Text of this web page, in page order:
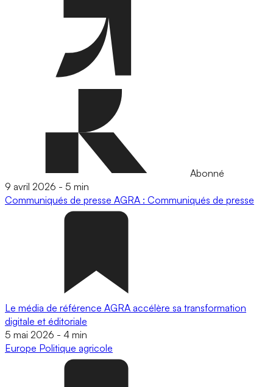
Abonné
9 avril 2026 - 5 min
Communiqués de presse AGRA : Communiqués de presse
Le média de référence AGRA accélère sa transformation
digitale et éditoriale
5 mai 2026 - 4 min
Europe Politique agricole